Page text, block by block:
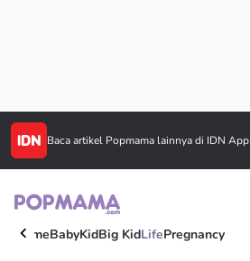
Baca artikel Popmama lainnya di IDN App
HomeBabyKidBig KidLifePregnancy